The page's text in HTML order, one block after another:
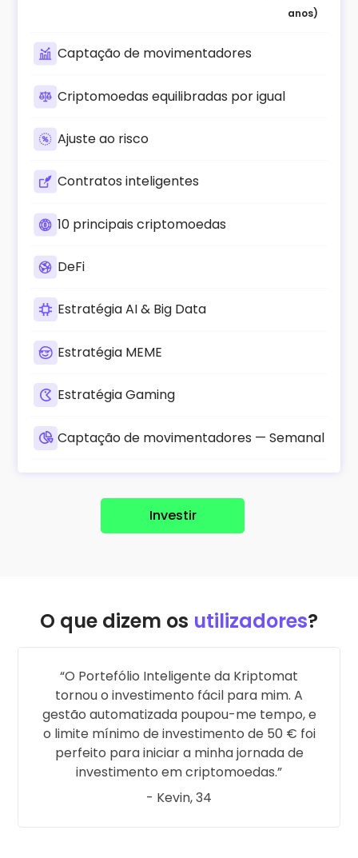
anos)
Captação de movimentadores
Criptomoedas equilibradas por igual
Ajuste ao risco
Contratos inteligentes
10 principais criptomoedas
DeFi
Estratégia AI & Big Data
Estratégia MEME
Estratégia Gaming
Captação de movimentadores — Semanal
Investir
O que dizem os utilizadores?
O Portefólio Inteligente da Kriptomat
tornou o investimento fácil para mim. A
gestão automatizada poupou-me tempo, e
o limite mínimo de investimento de 50 € foi
perfeito para iniciar a minha jornada de
investimento em criptomoedas.
- Kevin, 34